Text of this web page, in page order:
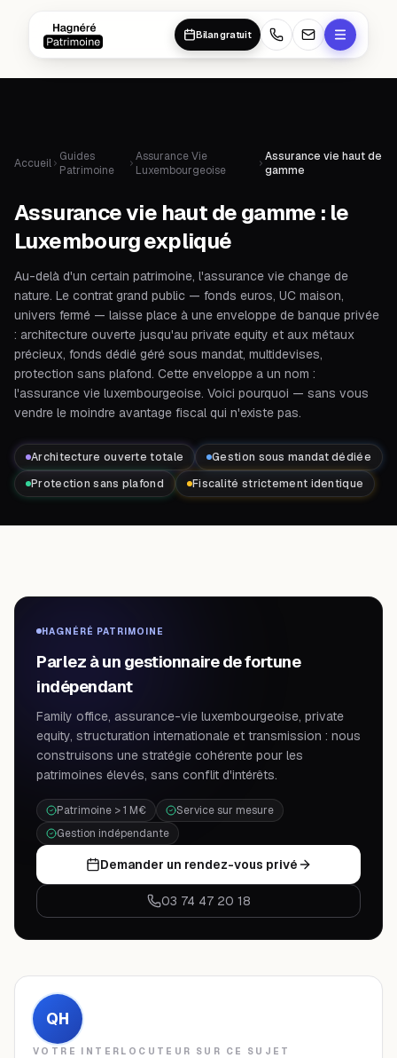
Bilan gratuit
Accueil
Guides
Patrimoine
Assurance Vie
Luxembourgeoise
Assurance vie haut de
gamme
Assurance vie haut de gamme : le
Luxembourg expliqué
Au-delà d'un certain patrimoine, l'assurance vie change de
nature. Le contrat grand public — fonds euros, UC maison,
univers fermé — laisse place à une enveloppe de banque privée
: architecture ouverte jusqu'au private equity et aux métaux
précieux, fonds dédié géré sous mandat, multidevises,
protection sans plafond. Cette enveloppe a un nom :
l'assurance vie luxembourgeoise. Voici pourquoi — sans vous
vendre le moindre avantage fiscal qui n'existe pas.
Architecture ouverte totale
Gestion sous mandat dédiée
Protection sans plafond
Fiscalité strictement identique
HAGNÉRÉ PATRIMOINE
Parlez à un gestionnaire de fortune
indépendant
Family office, assurance-vie luxembourgeoise, private
equity, structuration internationale et transmission : nous
construisons une stratégie cohérente pour les
patrimoines élevés, sans conflit d'intérêts.
Patrimoine > 1 M€
Service sur mesure
Gestion indépendante
Demander un rendez-vous privé
03 74 47 20 18
QH
VOTRE INTERLOCUTEUR SUR CE SUJET